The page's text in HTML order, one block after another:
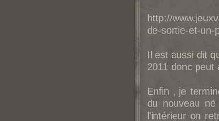
http://
de-sortie-et-un-
Il est aussi dit
2011 donc peut
Enfin , je
du nouveau
l'intérieur on